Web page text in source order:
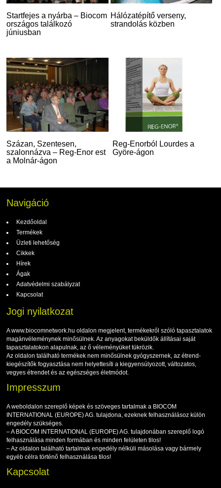
Startfejes a nyárba – Biocom
országos találkozó
júniusban
Hálózatépítő verseny,
strandolás közben
Százan, Szentesen,
szalonnázva – Reg-Enor est
a Molnár-ágon
Reg-Enorból Lourdes a
Györe-ágon
Navigáció
Kezdőoldal
Termékek
Üzleti lehetőség
Cikkek
Hírek
Ágak
Adatvédelmi szabályzat
Kapcsolat
Jogi nyilatkozat
A www.biocomnetwork.hu oldalon megjelent, termékekről szóló tapasztalatok
magánvéleménynek minősülnek. Az anyagokat beküldők állításai saját
tapasztalatokon alapulnak, az ő véleményüket tükrözik.
Az oldalon található termékek nem minősülnek gyógyszernek, az étrend-
kiegészítők fogyasztása nem helyettesíti a kiegyensúlyozott, változatos,
vegyes étrendet és az egészséges életmódot.
Impresszum
A weboldalon szereplő képek és szöveges tartalmak a BIOCOM
INTERNATIONAL (EUROPE) AG. tulajdona, ezeknek felhasználásoz külön
engedély szükséges.
– A BIOCOM INTERNATIONAL (EUROPE) AG. tulajdonában szereplő logó
felhasználása minden formában és minden felületen tilos!
– Az oldalon található tartalmak engedély nélküli másolása vagy bármely
egyéb célra történő felhasználása tilos!
Kapcsolat